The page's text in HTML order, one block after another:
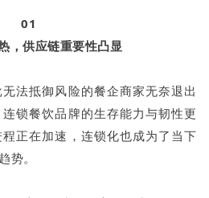
01
，供应链重要性凸显
法抵御风险的餐企商家无奈退出
锁餐饮品牌的生存能力与韧性更
正在加速，连锁化也成为了当下
势。